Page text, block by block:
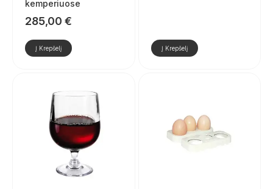
kemperiuose
285,00 €
Į Krepšelį Į Krepšelį